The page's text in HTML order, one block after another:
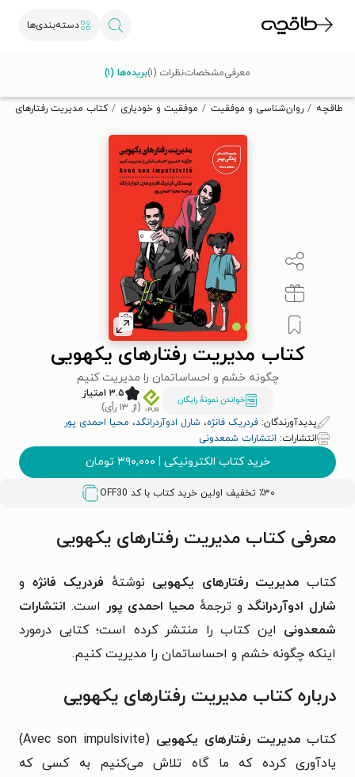
دسته‌بندی‌ها
تخفیف از طاقچه دریافت کن.
طاقچه روان‌شناسی و موفقیت موفقیت و خودیاری کتاب مدیریت رفتارهای
کتاب مدیریت رفتارهای یکهویی
چگونه خشم و احساساتمان را مدیریت کنیم
خواندن نمونۀ رایگان
۳.۵ امتیاز
(از ۱۳ رأی)
پدیدآورندگان: فردریک فانژه، شارل ادوآردرانگد، محیا احمدی پور
انتشارات: انتشارات شمعدونی
خرید کتاب الکترونیکی | ۳۹۰,۰۰۰ تومان
٪۳۰ تخفیف اولین خرید کتاب با کد OFF30
معرفیمشخصاتنظرات (۱) بریده‌ها (۱)
معرفی کتاب مدیریت رفتارهای یکهویی
کتاب مدیریت رفتارهای یکهویی نوشتهٔ فردریک فانژه و
شارل ادوآردرانگد و ترجمهٔ محیا احمدی پور است. انتشارات
شمعدونی این کتاب را منتشر کرده است؛ کتابی درمورد
اینکه چگونه خشم و احساساتمان را مدیریت کنیم.
درباره کتاب مدیریت رفتارهای یکهویی
کتاب مدیریت رفتارهای یکهویی (
Avec son impulsivite
)
یادآوری کرده که ما گاه تلاش می‌کنیم به کسی که